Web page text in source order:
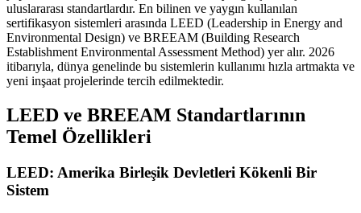
uluslararası standartlardır. En bilinen ve yaygın kullanılan
sertifikasyon sistemleri arasında LEED (Leadership in Energy and
Environmental Design) ve BREEAM (Building Research
Establishment Environmental Assessment Method) yer alır. 2026
itibarıyla, dünya genelinde bu sistemlerin kullanımı hızla artmakta ve
yeni inşaat projelerinde tercih edilmektedir.
LEED ve BREEAM Standartlarının
Temel Özellikleri
LEED: Amerika Birleşik Devletleri Kökenli Bir
Sistem